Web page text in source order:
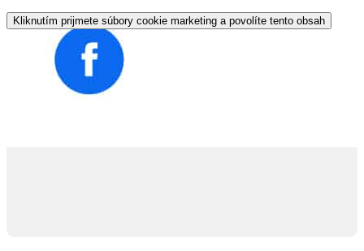
Kliknutím prijmete súbory cookie marketing a povolíte tento obsah